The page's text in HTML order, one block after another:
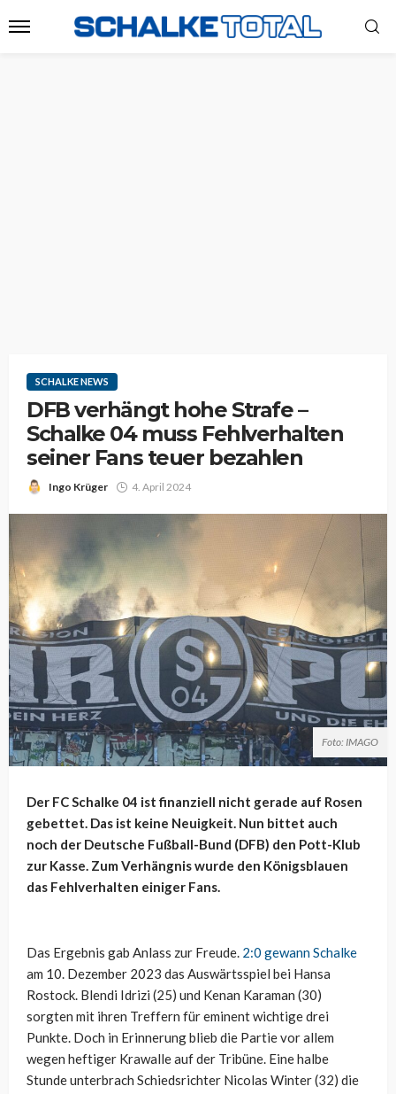
SCHALKE NEWS
DFB verhängt hohe Strafe –
Schalke 04 muss Fehlverhalten
seiner Fans teuer bezahlen
Ingo Krüger 4. April 2024
Foto: IMAGO
Der FC Schalke 04 ist finanziell nicht gerade auf Rosen
gebettet. Das ist keine Neuigkeit. Nun bittet auch
noch der Deutsche Fußball-Bund (DFB) den Pott-Klub
zur Kasse. Zum Verhängnis wurde den Königsblauen
das Fehlverhalten einiger Fans.
Das Ergebnis gab Anlass zur Freude. 2:0 gewann Schalke
am 10. Dezember 2023 das Auswärtsspiel bei Hansa
Rostock. Blendi Idrizi (25) und Kenan Karaman (30)
sorgten mit ihren Treffern für eminent wichtige drei
Punkte. Doch in Erinnerung blieb die Partie vor allem
wegen heftiger Krawalle auf der Tribüne. Eine halbe
Stunde unterbrach Schiedsrichter Nicolas Winter (32) die